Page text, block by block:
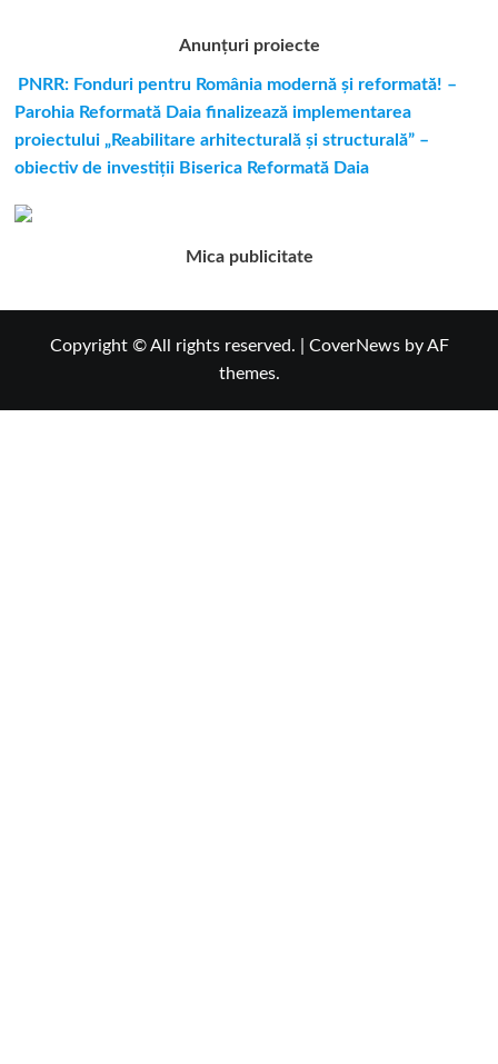
Anunțuri proiecte
PNRR: Fonduri pentru România modernă și reformată! –
Parohia Reformată Daia finalizează implementarea
proiectului „Reabilitare arhitecturală și structurală” –
obiectiv de investiții Biserica Reformată Daia
Mica publicitate
Copyright © All rights reserved. CoverNewsby AF
themes.